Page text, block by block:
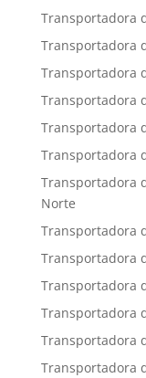
Transportadora
Transportadora
Transportadora
Transportadora
Transportadora
Transportadora
Transportadora
Norte
Transportadora
Transportadora
Transportadora
Transportadora
Transportadora
Transportadora